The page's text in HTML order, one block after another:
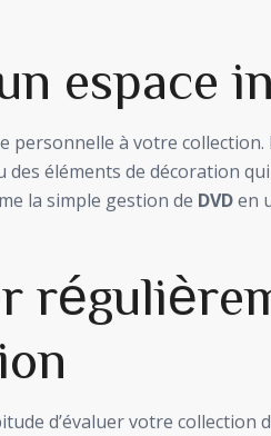
espace
personnelle à votre
des éléments de décoration
la simple gestion de DVDen
d’évaluer votre collection